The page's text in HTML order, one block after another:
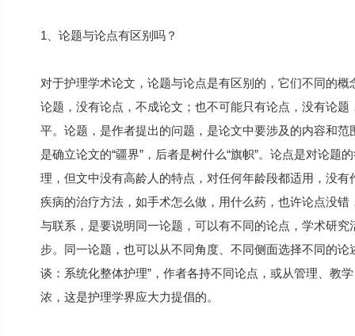
1、论题与论点有区别吗？
对于护理学术论文，论题与论点是有区别的，它们不同的
论题，没有论点，不成论文；也不可能只有论点，没有论
平。论题，是作者提出的问题，是论文中要涉及的内容和
是确立论文的“疆界”，后者是树什么“旗帜”。论点是对论
理，但文中没有高龄人的特点，对任何年龄段都适用，没
疾病的治疗方法，如手术怎么做，用什么药，也许论点没
与联系，是要说明同一论题，可以有不同的论点，学术研
步。同一论题，也可以从不同角度、不同侧面选择不同的
谈：系统化整体护理”，作者各持不同论点，或从管理、教
浓，这是护理学界应大力提倡的。